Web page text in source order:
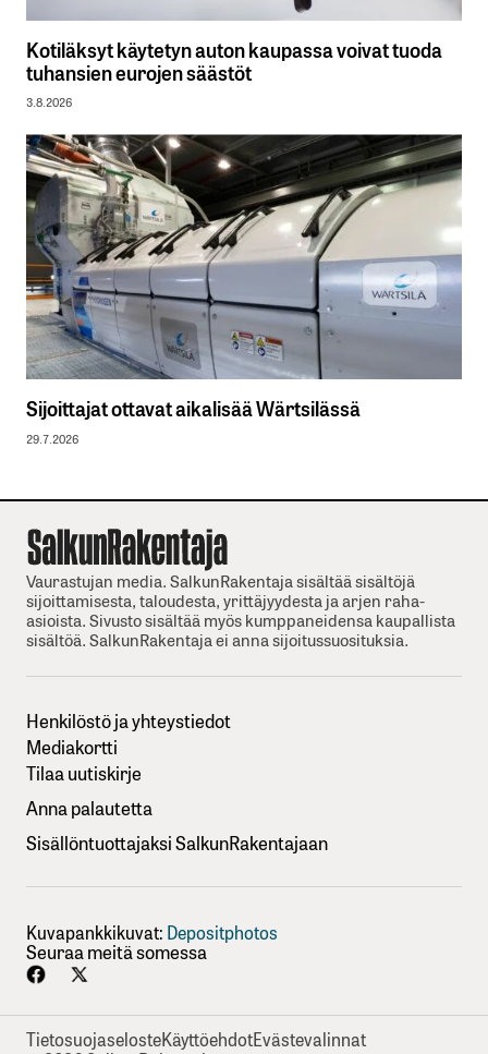
Kotiläksyt käytetyn auton kaupassa voivat tuoda
tuhansien eurojen säästöt
3.8.2026
Sijoittajat ottavat aikalisää Wärtsilässä
29.7.2026
Vaurastujan media. SalkunRakentaja sisältää sisältöjä
sijoittamisesta, taloudesta, yrittäjyydesta ja arjen raha-
asioista. Sivusto sisältää myös kumppaneidensa kaupallista
sisältöä. SalkunRakentaja ei anna sijoitussuosituksia.
Henkilöstö ja yhteystiedot
Mediakortti
Tilaa uutiskirje
Anna palautetta
Sisällöntuottajaksi SalkunRakentajaan
Kuvapankkikuvat: Depositphotos
Seuraa meitä somessa
TietosuojaselosteKäyttöehdotEvästevalinnat